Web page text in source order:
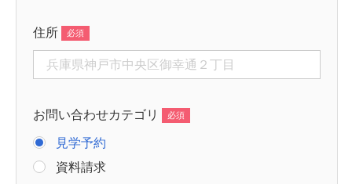
住所
お問い合わせカテゴリ
見学予約
資料請求